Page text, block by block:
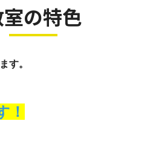
の特色
す。
！